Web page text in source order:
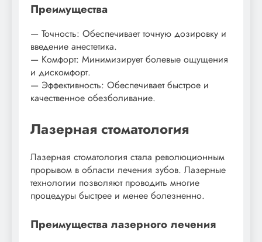
Преимущества
— Точность: Обеспечивает точную дозировку и
введение анестетика.
— Комфорт: Минимизирует болевые ощущения
и дискомфорт.
— Эффективность: Обеспечивает быстрое и
качественное обезболивание.
Лазерная стоматология
Лазерная стоматология стала революционным
прорывом в области лечения зубов. Лазерные
технологии позволяют проводить многие
процедуры быстрее и менее болезненно.
Преимущества лазерного лечения